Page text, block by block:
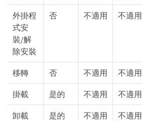
外掛程
式安
裝/解
除安裝
否 不適用 不適用
移轉 否 不適用 不適用
掛載 是的 不適用 不適用
卸載 是的 不適用 不適用